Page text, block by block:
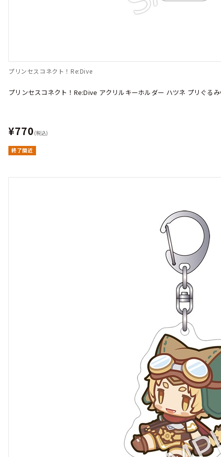
プリンセスコネクト！Re:Dive
プリンセスコネクト！Re:Dive アクリルキーホルダー ハツネ プリぐる
¥770 (税込)
終了間近